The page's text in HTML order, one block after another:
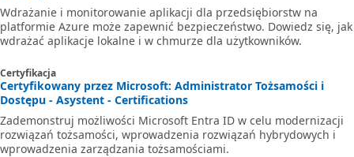
Wdrażanie i monitorowanie aplikacji dla przedsiębiorstw na
platformie Azure może zapewnić bezpieczeństwo. Dowiedz się, jak
wdrażać aplikacje lokalne i w chmurze dla użytkowników.
Certyfikacja
Certyfikowany przez Microsoft: Administrator Tożsamości i
Dostępu - Asystent - Certifications
Zademonstruj możliwości Microsoft Entra ID w celu modernizacji
rozwiązań tożsamości, wprowadzenia rozwiązań hybrydowych i
wprowadzenia zarządzania tożsamościami.